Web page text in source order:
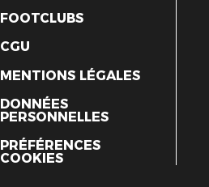
FOOTCLUBS
CGU
MENTIONS LÉGALES
DONNÉES
PERSONNELLES
PRÉFÉRENCES
COOKIES